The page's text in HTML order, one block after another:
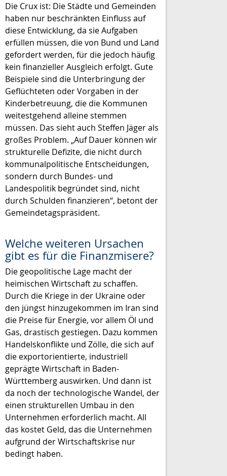
Die Crux ist: Die Städte und Gemeinden
haben nur beschränkten Einfluss auf
diese Entwicklung, da sie Aufgaben
erfüllen müssen, die von Bund und Land
gefordert werden, für die jedoch häufig
kein finanzieller Ausgleich erfolgt. Gute
Beispiele sind die Unterbringung der
Geflüchteten oder Vorgaben in der
Kinderbetreuung, die die Kommunen
weitestgehend alleine stemmen
müssen. Das sieht auch Steffen Jäger als
großes Problem. „Auf Dauer können wir
strukturelle Defizite, die nicht durch
kommunalpolitische Entscheidungen,
sondern durch Bundes- und
Landespolitik begründet sind, nicht
durch Schulden finanzieren“, betont der
Gemeindetagspräsident.
Welche weiteren Ursachen
gibt es für die Finanzmisere?
Die geopolitische Lage macht der
heimischen Wirtschaft zu schaffen.
Durch die Kriege in der Ukraine oder
den jüngst hinzugekommen im Iran sind
die Preise für Energie, vor allem Öl und
Gas, drastisch gestiegen. Dazu kommen
Handelskonflikte und Zölle, die sich auf
die exportorientierte, industriell
geprägte Wirtschaft in Baden-
Württemberg auswirken. Und dann ist
da noch der technologische Wandel, der
einen strukturellen Umbau in den
Unternehmen erforderlich macht. All
das kostet Geld, das die Unternehmen
aufgrund der Wirtschaftskrise nur
bedingt haben.